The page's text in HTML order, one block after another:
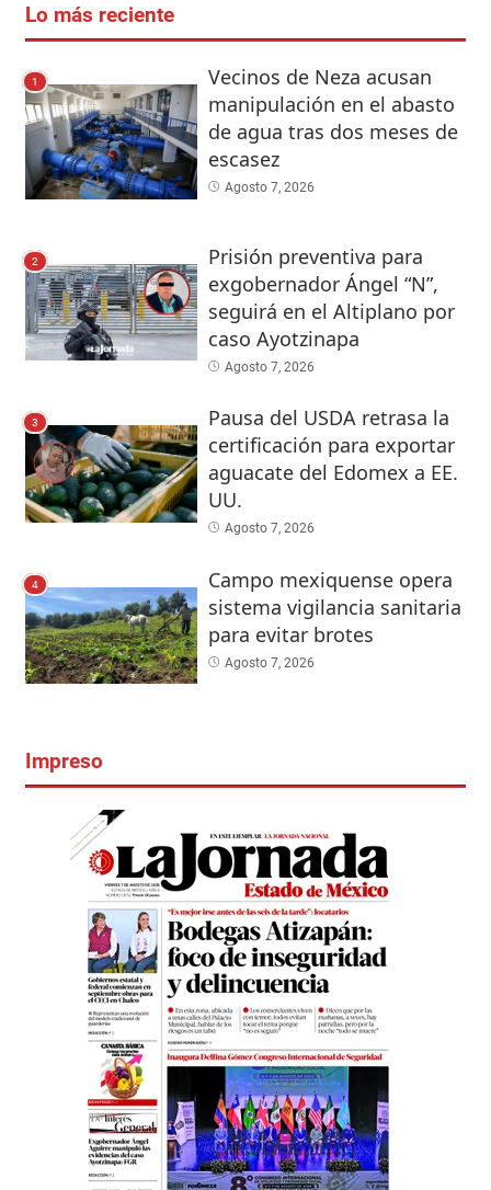
Lo más reciente
1
Vecinos de Neza acusan
manipulación en el abasto
de agua tras dos meses de
escasez
Agosto 7, 2026
2
Prisión preventiva para
exgobernador Ángel “N”,
seguirá en el Altiplano por
caso Ayotzinapa
Agosto 7, 2026
3
Pausa del USDA retrasa la
certificación para exportar
aguacate del Edomex a EE.
UU.
Agosto 7, 2026
4
Campo mexiquense opera
sistema vigilancia sanitaria
para evitar brotes
Agosto 7, 2026
Impreso